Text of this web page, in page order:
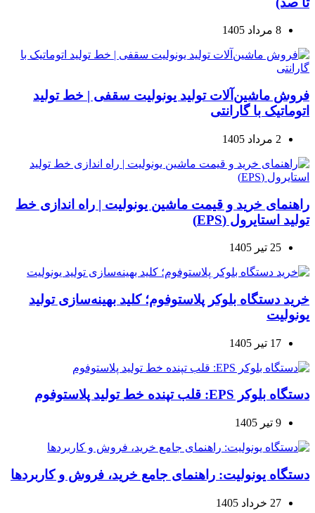
8 مرداد 1405
فروش ماشین‌آلات تولید یونولیت سقفی | خط تولید
اتوماتیک با گارانتی
2 مرداد 1405
راهنمای خرید و قیمت ماشین یونولیت | راه اندازی خط
تولید استایرول (EPS)
25 تیر 1405
خرید دستگاه بلوکر پلاستوفوم؛ کلید بهینه‌سازی تولید
یونولیت
17 تیر 1405
دستگاه بلوکر EPS: قلب تپنده خط تولید پلاستوفوم
9 تیر 1405
دستگاه یونولیت: راهنمای جامع خرید، فروش و کاربردها
27 خرداد 1405